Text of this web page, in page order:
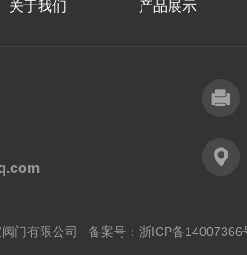
关于我们 产品展示
门有限公司 备案号： 浙ICP备14007366